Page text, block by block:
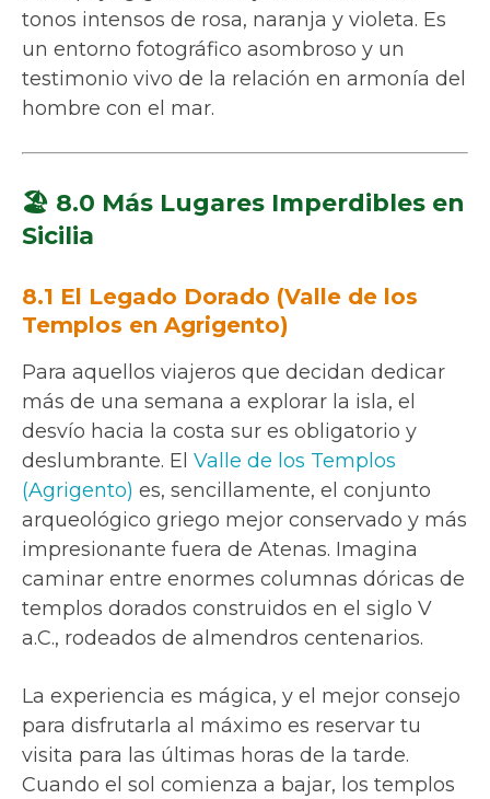
tonos intensos de rosa, naranja y violeta. Es
un entorno fotográfico asombroso y un
testimonio vivo de la relación en armonía del
hombre con el mar.
🏖️ 8.0 Más Lugares Imperdibles en
Sicilia
8.1 El Legado Dorado (Valle de los
Templos en Agrigento)
Para aquellos viajeros que decidan dedicar
más de una semana a explorar la isla, el
desvío hacia la costa sur es obligatorio y
deslumbrante. El Valle de los Templos
(Agrigento) es, sencillamente, el conjunto
arqueológico griego mejor conservado y más
impresionante fuera de Atenas. Imagina
caminar entre enormes columnas dóricas de
templos dorados construidos en el siglo V
a.C., rodeados de almendros centenarios.
La experiencia es mágica, y el mejor consejo
para disfrutarla al máximo es reservar tu
visita para las últimas horas de la tarde.
Cuando el sol comienza a bajar, los templos